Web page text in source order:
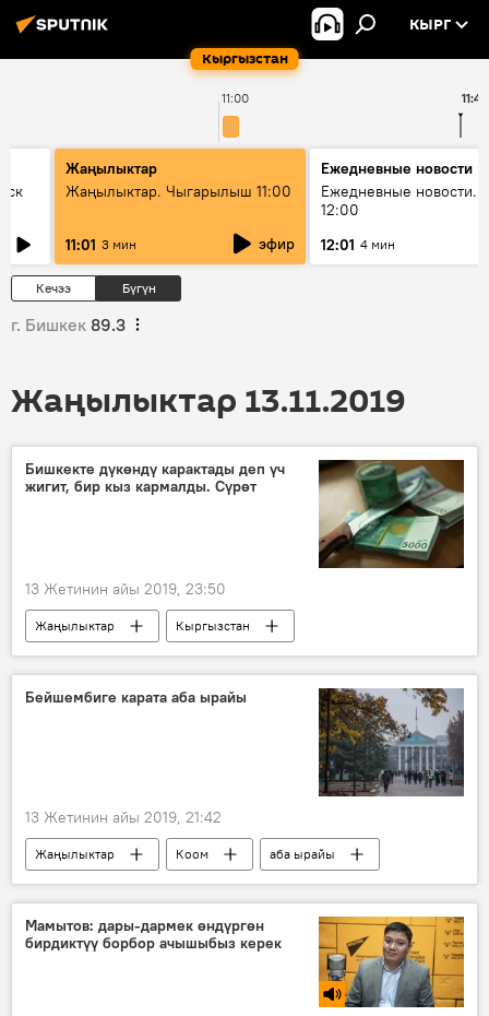
Кыргызстан
КЫРГ
11:00 11:44
Жаңылыктар
Жаңылыктар. Чыгарылыш 11:00
11:01 3 мин эфир
Ежедневные новости
Ежедневные новости.
12:00
12:01 4 мин
Кечээ Бүгүн
г. Бишкек 89.3
Жаңылыктар 13.11.2019
Бишкекте дүкөндү карактады деп үч
жигит, бир кыз кармалды. Сүрөт
13 Жетинин айы 2019, 23:50
Жаңылыктар
Кыргызстан
Окуялар
кылмыш
карактоо
Бишкек
Бейшембиге карата аба ырайы
13 Жетинин айы 2019, 21:42
Жаңылыктар Коом
аба ырайы
Кыргызстан
Мамытов: дары-дармек өндүргөн
бирдиктүү борбор ачышыбыз керек